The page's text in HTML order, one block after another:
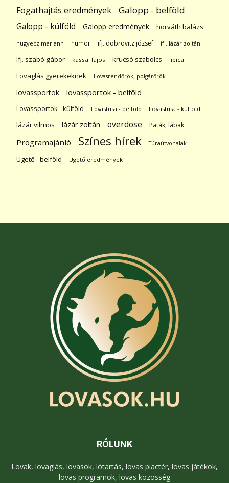
Fogathajtás eredmények Galopp - belföld
Galopp - külföld Galopp eredmények horváth balázs
hugyecz mariann humor ifj. dobrovitz józsef ifj. lázár zoltán
ifj. szabó gábor kassai lajos krucsó szabolcs lipicai
Lovaglás gyerekeknek Lovasrendőrök; polgárőrök
lovassportok lovassportok - belföld
Lovassportok - külföld Lovastusa - belföld Lovastusa - külföld
lázár vilmos lázár zoltán overdose Paták; lábak
Programajánló Színes hírek Túraútvonalak
Ügető - belföld Ügető eredmények
RÓLUNK
Lovak, lovaglás, lovasok, lótartás, lovas piactér, lovas játékok,
lovas programok, lovas közösség